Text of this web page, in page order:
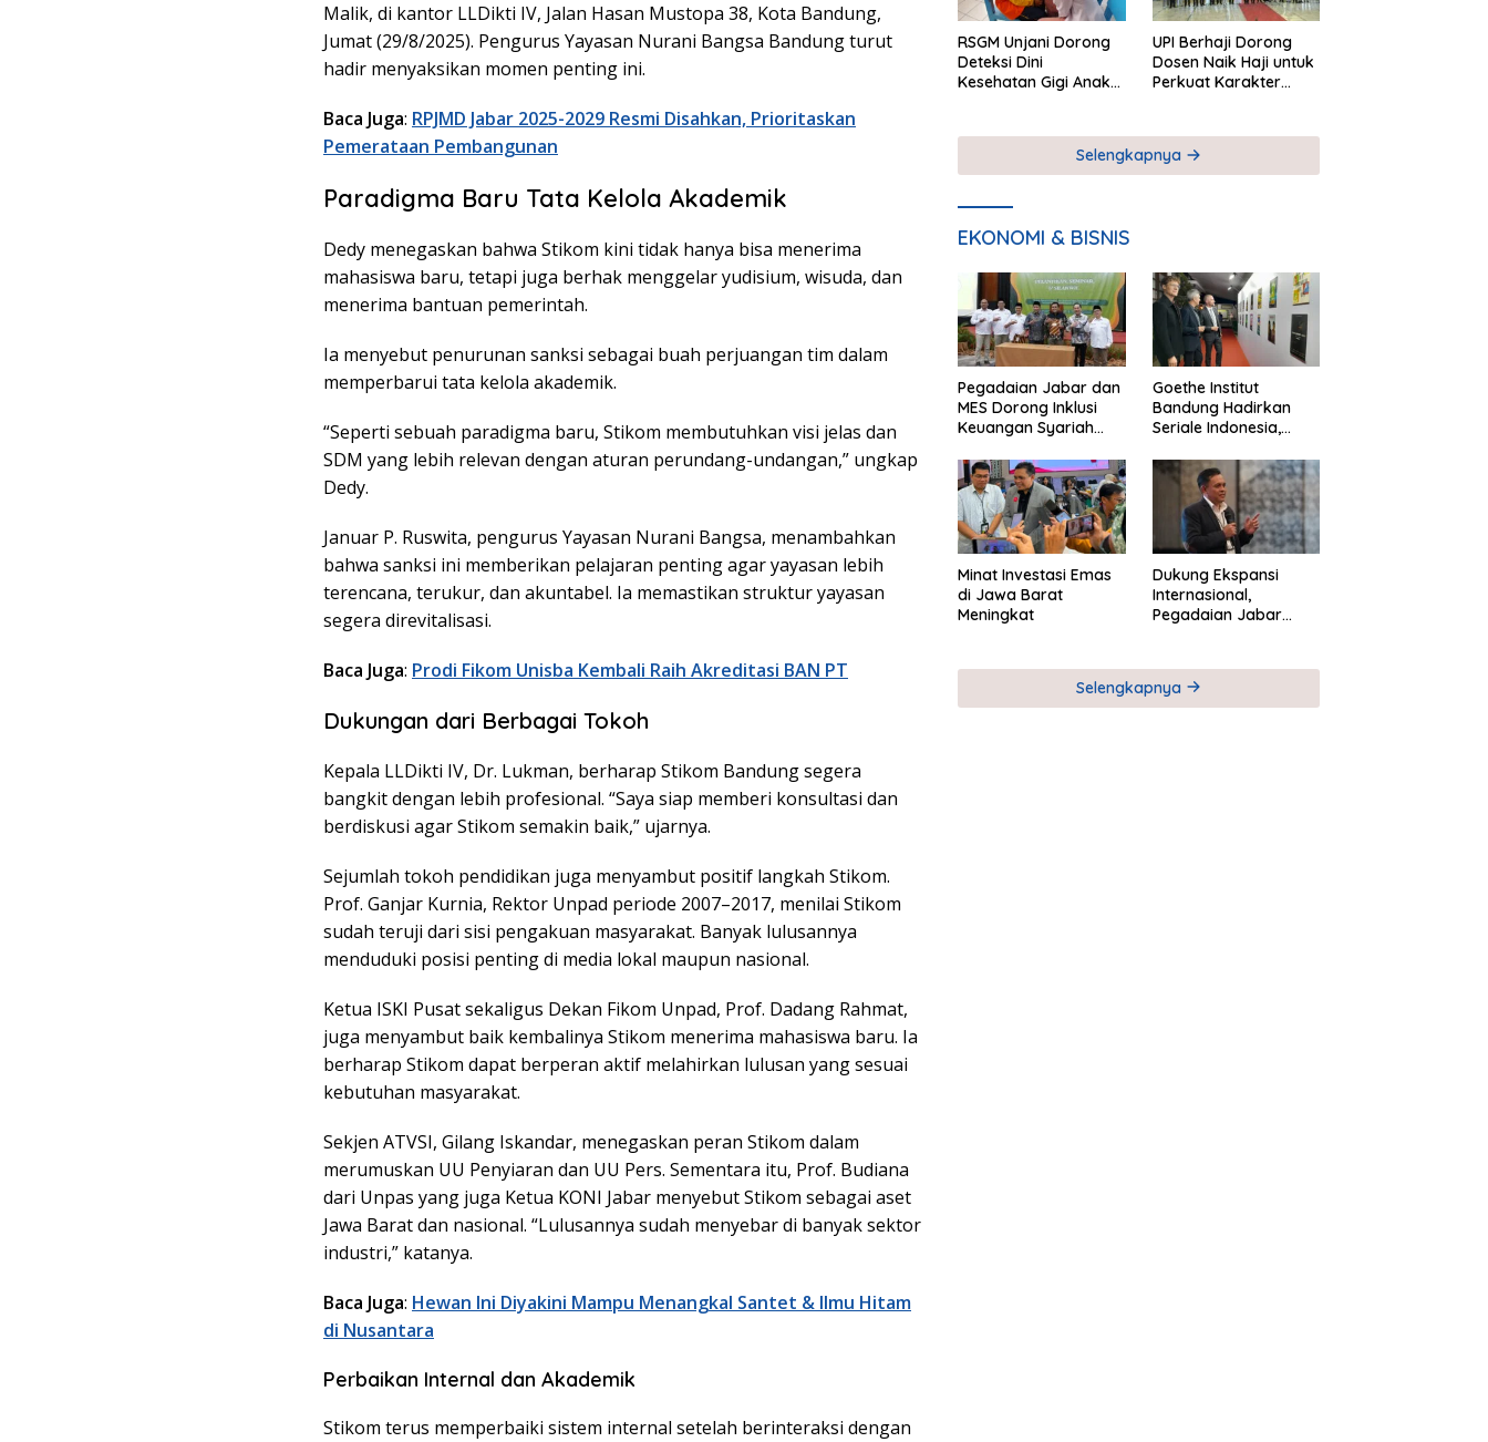
Malik, di kantor LLDikti IV, Jalan Hasan Mustopa 38, Kota Bandung,
Jumat (29/8/2025). Pengurus Yayasan Nurani Bangsa Bandung turut
hadir menyaksikan momen penting ini.
Baca Juga: RPJMD Jabar 2025-2029 Resmi Disahkan, Prioritaskan
Pemerataan Pembangunan
Paradigma Baru Tata Kelola Akademik
Dedy menegaskan bahwa Stikom kini tidak hanya bisa menerima
mahasiswa baru, tetapi juga berhak menggelar yudisium, wisuda, dan
menerima bantuan pemerintah.
Ia menyebut penurunan sanksi sebagai buah perjuangan tim dalam
memperbarui tata kelola akademik.
“Seperti sebuah paradigma baru, Stikom membutuhkan visi jelas dan
SDM yang lebih relevan dengan aturan perundang-undangan,” ungkap
Dedy.
Januar P. Ruswita, pengurus Yayasan Nurani Bangsa, menambahkan
bahwa sanksi ini memberikan pelajaran penting agar yayasan lebih
terencana, terukur, dan akuntabel. Ia memastikan struktur yayasan
segera direvitalisasi.
Baca Juga: Prodi Fikom Unisba Kembali Raih Akreditasi BAN PT
Dukungan dari Berbagai Tokoh
Kepala LLDikti IV, Dr. Lukman, berharap Stikom Bandung segera
bangkit dengan lebih profesional. “Saya siap memberi konsultasi dan
berdiskusi agar Stikom semakin baik,” ujarnya.
Sejumlah tokoh pendidikan juga menyambut positif langkah Stikom.
Prof. Ganjar Kurnia, Rektor Unpad periode 2007–2017, menilai Stikom
sudah teruji dari sisi pengakuan masyarakat. Banyak lulusannya
menduduki posisi penting di media lokal maupun nasional.
Ketua ISKI Pusat sekaligus Dekan Fikom Unpad, Prof. Dadang Rahmat,
juga menyambut baik kembalinya Stikom menerima mahasiswa baru. Ia
berharap Stikom dapat berperan aktif melahirkan lulusan yang sesuai
kebutuhan masyarakat.
Sekjen ATVSI, Gilang Iskandar, menegaskan peran Stikom dalam
merumuskan UU Penyiaran dan UU Pers. Sementara itu, Prof. Budiana
dari Unpas yang juga Ketua KONI Jabar menyebut Stikom sebagai aset
Jawa Barat dan nasional. “Lulusannya sudah menyebar di banyak sektor
industri,” katanya.
Baca Juga: Hewan Ini Diyakini Mampu Menangkal Santet & Ilmu Hitam
di Nusantara
Perbaikan Internal dan Akademik
Stikom terus memperbaiki sistem internal setelah berinteraksi dengan
RSGM Unjani Dorong
Deteksi Dini
Kesehatan Gigi Anak
UPI Berhaji Dorong
Dosen Naik Haji untuk
Perkuat Karakter
Selengkapnya
EKONOMI & BISNIS
Pegadaian Jabar dan
MES Dorong Inklusi
Keuangan Syariah
UMKM
Goethe Institut
Bandung Hadirkan
Seriale Indonesia,
Global Industri Serial
Minat Investasi Emas
di Jawa Barat
Meningkat
Dukung Ekspansi
Internasional,
Pegadaian Jabar
Pegadaian Timor
Leste
Selengkapnya